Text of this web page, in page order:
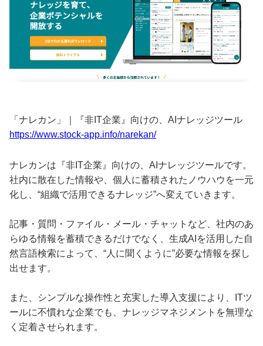
「ナレカン」｜『非IT企業』向けの、AIナレッジツール
https://www.stock-app.info/narekan/
ナレカンは『非IT企業』向けの、AIナレッジツールです。
社内に散在した情報や、個人に蓄積されたノウハウを一元
化し、“組織で活用できるナレッジ”へ変えていきます。
記事・質問・ファイル・メール・チャットなど、社内のあ
らゆる情報を蓄積できるだけでなく、生成AIを活用した自
然言語検索によって、“人に聞くように”必要な情報を探し
出せます。
また、シンプルな操作性と充実した導入支援により、ITツ
ールに不慣れな企業でも、ナレッジマネジメントを無理な
く定着させられます。